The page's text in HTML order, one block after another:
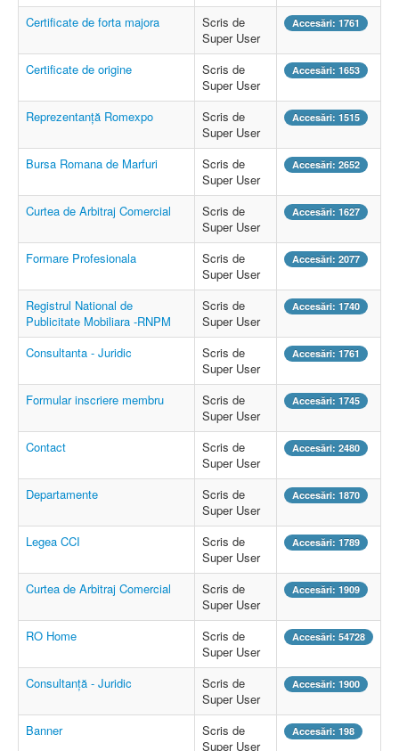
Certificate de forta majora
Scris de
Super User
Accesări: 1761
Certificate de origine
Scris de
Super User
Accesări: 1653
Reprezentanță Romexpo
Scris de
Super User
Accesări: 1515
Bursa Romana de Marfuri
Scris de
Super User
Accesări: 2652
Curtea de Arbitraj Comercial
Scris de
Super User
Accesări: 1627
Formare Profesionala
Scris de
Super User
Accesări: 2077
Registrul National de
Publicitate Mobiliara -RNPM
Scris de
Super User
Accesări: 1740
Consultanta - Juridic
Scris de
Super User
Accesări: 1761
Formular inscriere membru
Scris de
Super User
Accesări: 1745
Contact
Scris de
Super User
Accesări: 2480
Departamente
Scris de
Super User
Accesări: 1870
Legea CCI
Scris de
Super User
Accesări: 1789
Curtea de Arbitraj Comercial
Scris de
Super User
Accesări: 1909
RO Home
Scris de
Super User
Accesări: 54728
Consultanță - Juridic
Scris de
Super User
Accesări: 1900
Banner
Scris de
Super User
Accesări: 198